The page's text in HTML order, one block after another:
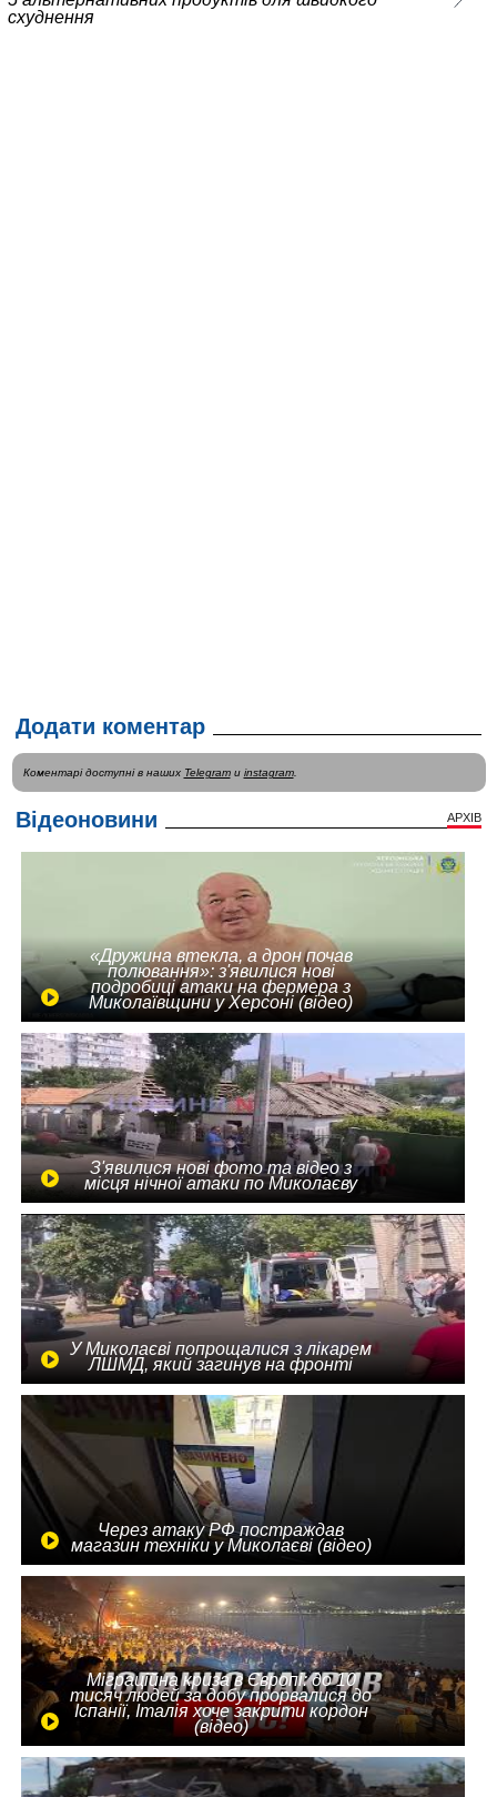
схуднення
Додати коментар
Коментарі доступні в наших Telegramи instagram.
Відеоновини АРХІВ
«Дружина втекла, а дрон почав
полювання»: з'явилися нові
подробиці атаки на фермера з
Миколаївщини у Херсоні (відео)
З'явилися нові фото та відео з
місця нічної атаки по Миколаєву
У Миколаєві попрощалися з лікарем
ЛШМД, який загинув на фронті
Через атаку РФ постраждав
магазин техніки у Миколаєві (відео)
Міграційна криза в Європі: до 10
тисяч людей за добу прорвалися до
Іспанії, Італія хоче закрити кордон
(відео)